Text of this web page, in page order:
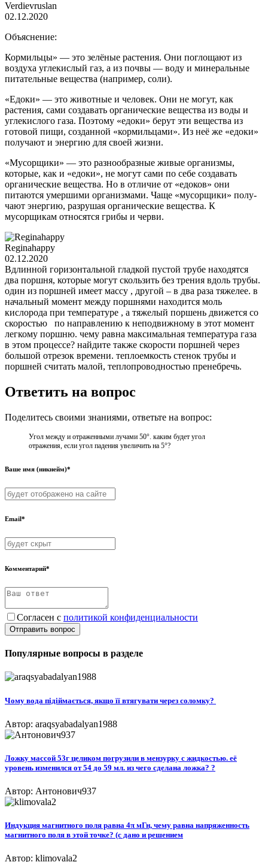
Verdievruslan
02.12.2020
Объяснение:
Кормильцы» — это зелёные растения. Они поглощают из
воздуха углекислый газ, а из почвы — воду и минеральные
питательные вещества (например, соли).
«Едоки» — это животные и человек. Они не могут, как
растения, сами создавать ор­ганические вещества из воды и
углекислого газа. Поэтому «едоки» берут эти вещества из
готовой пищи, созданной «кормильцами». Из неё же «едоки»
получают и энергию для сво­ей жизни.
«Мусорщики» — это разнообразные живые организмы,
которые, как и «едоки», не могут сами по себе создавать
органические вещества. Но в отличие от «едоков» они
питаются умер­шими организмами. Чаще «мусорщики» полу­
чают энергию, разрушая органические веще­ства. К
мусорщикам относятся грибы и черви.
Reginahappy
02.12.2020
Вдлинной горизонтальной гладкой пустой трубе находятся
два поршня, которые могут скользить без трения вдоль трубы.
один из поршней имеет массу , другой – в два раза тяжелее. в
начальный момент между поршнями находится моль
кислорода при температуре , а тяжелый поршень движется со
скоростью по направлению к неподвижному в этот момент
легкому поршню. чему равна максимальная температура газа
в этом процессе? найдите также скорости поршней через
большой отрезок времени. теплоемкость стенок трубы и
поршней считать малой, теплопроводностью пренебречь.
Ответить на вопрос
Поделитесь своими знаниями, ответьте на вопрос:
Угол между и отраженными лучами 50°. каким будет угол
отражения, если угол падения увеличить на 5°?
Ваше имя (никнейм)*
Email*
Комментарий*
Согласен с политикой конфиденциальности
Отправить вопрос
Популярные вопросы в разделе
Чому вода підіймається, якщо її втягувати через соломку? ​
Автор: araqsyabadalyan1988
Ложку массой 53г целиком погрузили в мензурку с жидкостью. её
уровень изменился от 54 до 59 мл. из чего сделана ложка? ?
Автор: Антонович937
Индукция магнитного поля равна 4π мГн, чему равна напряженность
магнитного поля в этой точке? (с дано и решением
Автор: klimovala2